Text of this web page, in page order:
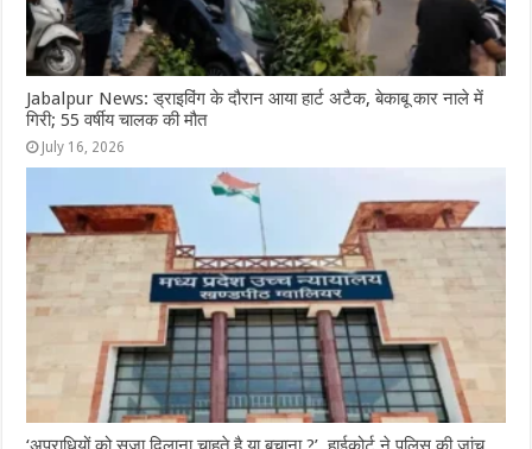
Jabalpur News: ड्राइविंग के दौरान आया हार्ट अटैक, बेकाबू कार नाले में
गिरी; 55 वर्षीय चालक की मौत
July 16, 2026